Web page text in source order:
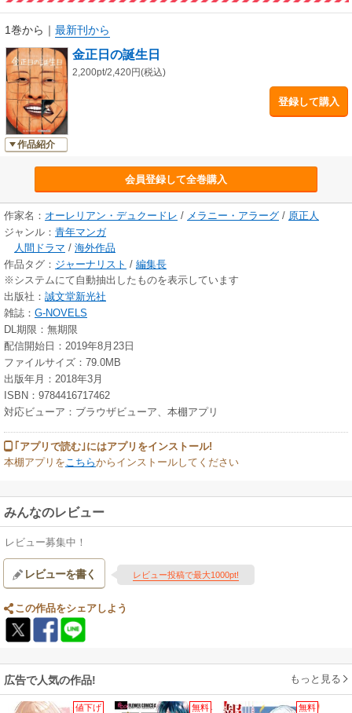
ンの両親は、やむなく子供たちを連れ、脱北をはかるが・・・
【巻末特別企画 デイリーNKジャパン編集長高英起による作品解説】
本作から読み取れる北朝鮮の日常生活や思想教育、人々の葛藤、そして、
壮絶な環境下でたくましく生き延びようとする主人公の成長――
中朝国境で北朝鮮から2度の指名手配を受けながら取材を重ねてきた筆者
が、当時目の当たりにしたのは、まさにたくさんの幼き脱北者だった。脱
北者インタビュー等を交えながら本作品に描かれたリアルな北朝鮮の人々
に迫る。
パン』編集長／ジャーナリスト。新聞、雑誌、週刊誌への執筆、テレビや
ラジオのコメンテーターも務める。主な著作に『コチェビよ、脱北の河を
渡れー中朝国境滞在記ー』、『金正恩 核を持つお坊ちゃまくん、その素
顔』、『北朝鮮ポップスの世界』（共著）、『脱北者が明かす北朝鮮』な
ど。
1巻から ｜ 最新刊から
作品紹介
金正日の誕生日
2,200pt/2,420円(税込)
登録して購入
会員登録して全巻購入
作家名： オーレリアン・デュクードレ / メラニー・アラーグ / 原正人
ジャンル： 青年マンガ
人間ドラマ / 海外作品
作品タグ： ジャーナリスト / 編集長
※システムにて自動抽出したものを表示しています
出版社： 誠文堂新光社
雑誌： G-NOVELS
DL期限：無期限
配信開始日：2019年8月23日
ファイルサイズ：79.0MB
出版年月：2018年3月
ISBN：9784416717462
対応ビューア：ブラウザビューア、本棚アプリ
｢アプリで読む｣にはアプリをインストール!
本棚アプリをこちらからインストールしてください
みんなのレビュー
レビュー募集中！
レビューを書く レビュー投稿で最大1000pt!
この作品をシェアしよう
広告で人気の作品! もっと見る
値下げ 無料 無料